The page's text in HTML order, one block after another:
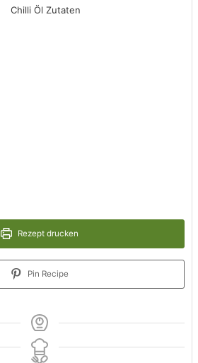
Rezept drucken
Pin Recipe